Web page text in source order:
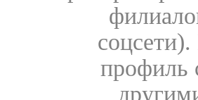
профиль